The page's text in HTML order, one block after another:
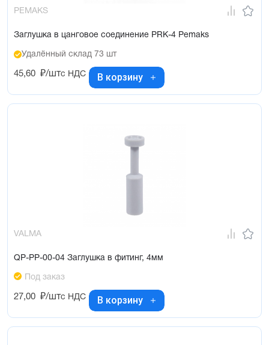
PEMAKS
Заглушка в цанговое соединение PRK-4 Pemaks
Удалённый склад 73 шт
45,60 ₽/штс НДС В корзину
VALMA
QP-PP-00-04 Заглушка в фитинг, 4мм
Под заказ
27,00 ₽/штс НДС В корзину